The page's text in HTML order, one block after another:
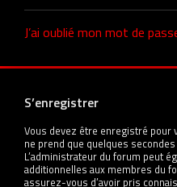
J’ai oublié mon mot de
S’enregistrer
Vous devez être enregistré pour
ne prend que quelques
L’administrateur du forum peut
additionnelles aux membres du
assurez-vous d’avoir pris